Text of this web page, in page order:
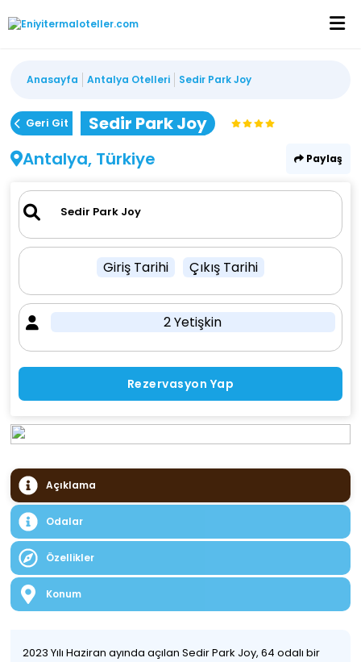
Anasayfa Antalya Otelleri Sedir Park Joy
Geri Git
Sedir Park Joy
Antalya, Türkiye
Paylaş
Giriş Tarihi Çıkış Tarihi
2 Yetişkin
Rezervasyon Yap
Açıklama
Odalar
Özellikler
Konum
2023 Yılı Haziran ayında açılan Sedir Park Joy, 64 odalı bir